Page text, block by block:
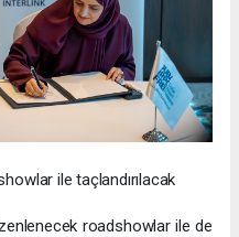
ile taçlandırılacak
roadshowlar ile de